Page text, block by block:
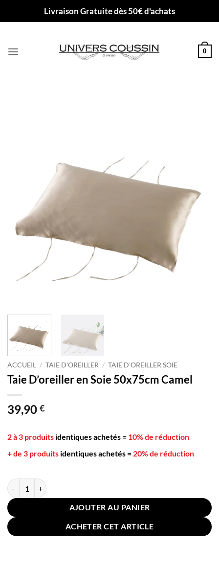
Livraison Gratuite dès 50€ d'achats
0
ACCUEIL / TAIE D'OREILLER / TAIE D'OREILLER SOIE
Taie D’oreiller en Soie 50x75cm Camel
39,90 €
2 à 3 produits identiques achetés = 10% de réduction
+ de 3 produits identiques achetés = 20% de réduction
quantité de Taie D'oreiller en Soie 50x75cm Camel
AJOUTER AU PANIER
ACHETER CET ARTICLE